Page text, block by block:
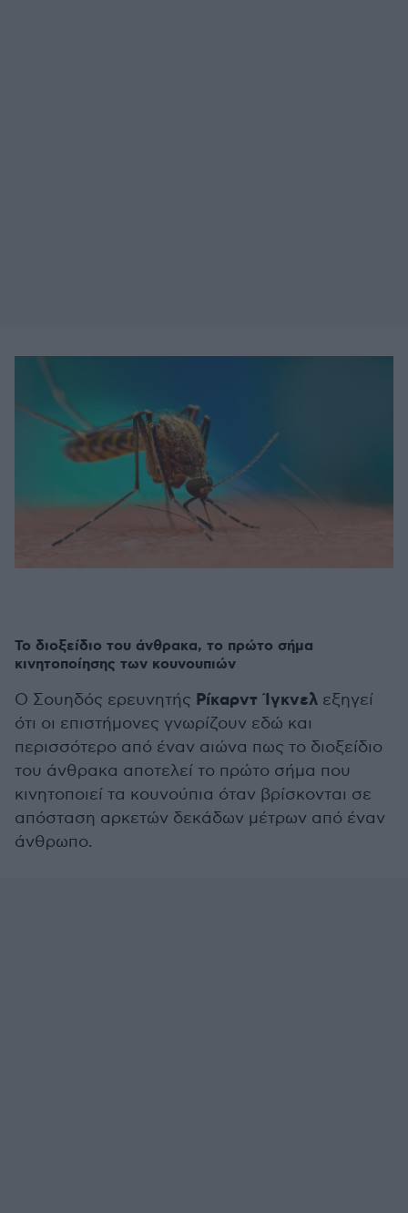
Το διοξείδιο του άνθρακα, το πρώτο σήμα
κινητοποίησης των κουνουπιών
Ο Σουηδός ερευνητής Ρίκαρντ Ίγκνελ εξηγεί
ότι οι επιστήμονες γνωρίζουν εδώ και
περισσότερο από έναν αιώνα πως το διοξείδιο
του άνθρακα αποτελεί το πρώτο σήμα που
κινητοποιεί τα κουνούπια όταν βρίσκονται σε
απόσταση αρκετών δεκάδων μέτρων από έναν
άνθρωπο.